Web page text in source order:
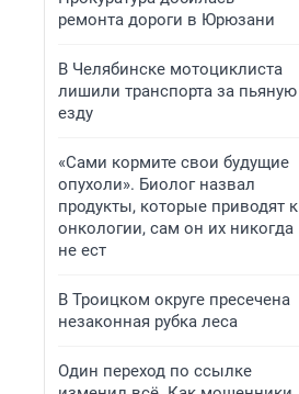
ремонта дороги в Юрюзани
В Челябинске мотоциклиста
лишили транспорта за пьяную
езду
«Сами кормите свои будущие
опухоли». Биолог назвал
продукты, которые приводят к
онкологии, сам он их никогда
не ест
В Троицком округе пресечена
незаконная рубка леса
Один переход по ссылке